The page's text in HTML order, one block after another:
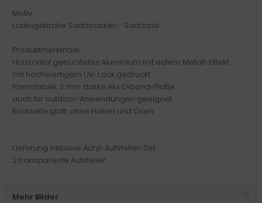
Motiv:
Ludwigskirche Saarbrücken - Saarland
Produktmerkmale:
Horizontal gebürstetes Aluminium mit edlem Metall-Effekt
mit hochwertigem UV-Lack gedruckt
formstabile, 3 mm starke Alu-Dibond-Platte
auch für outdoor-Anwendungen geeignet
Rückseite glatt, ohne Haken und Ösen
Lieferung inklusive Acryl-Aufsteller-Set
2 transparente Aufsteller
Mehr Bilder